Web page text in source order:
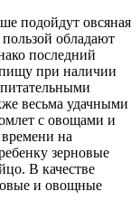
подойдут овсяная
обладают
последний
пищу при наличии
весьма удачными
с овощами и
на
зерновые
В качестве
и овощные